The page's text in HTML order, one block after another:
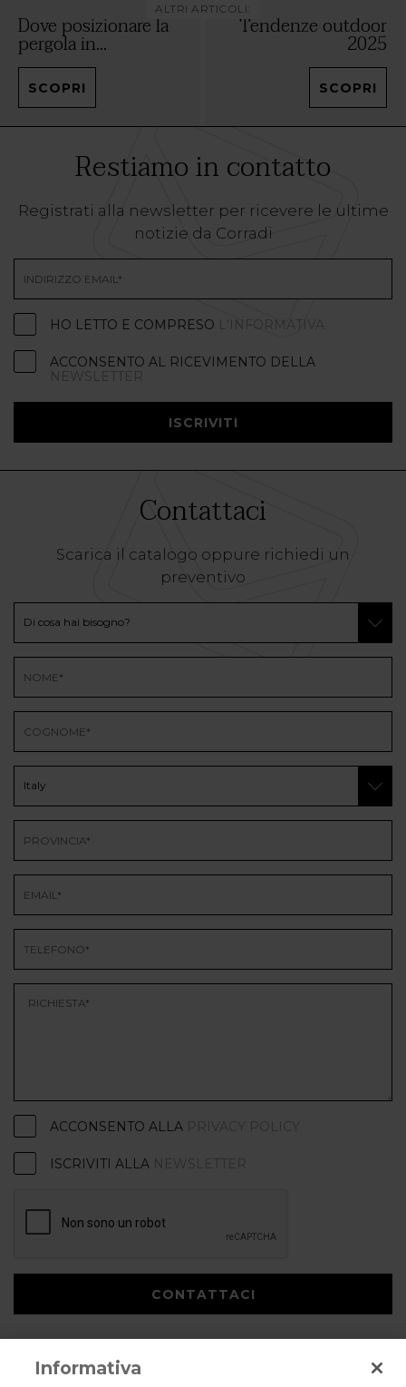
ALTRI ARTICOLI:
Dove posizionare la
pergola in...
SCOPRI
Tendenze outdoor
2025
SCOPRI
Restiamo in contatto
Registrati alla newsletter per ricevere le ultime
notizie da Corradi
HO LETTO E COMPRESO L'INFORMATIVA
ACCONSENTO AL RICEVIMENTO DELLA
NEWSLETTER
ISCRIVITI
Contattaci
Scarica il catalogo oppure richiedi un
preventivo
ACCONSENTO ALLA PRIVACY POLICY
ISCRIVITI ALLA NEWSLETTER
CONTATTACI
Informativa